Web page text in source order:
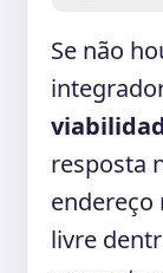
Se não
resposta
endereço
livre